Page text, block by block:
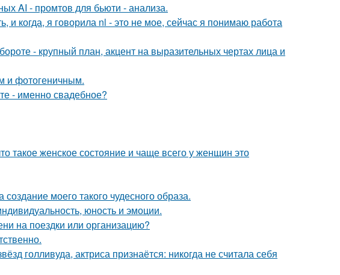
AI - промтов для бьюти - анализа.
и когда, я говорила nl - это не мое, сейчас я понимаю работа
- крупный план, акцент на выразительных чертах лица и
и фотогеничным.
- именно свадебное?
такое женское состояние и чаще всего у женщин это
моего такого чудесного образа.
юность и эмоции.
на поездки или организацию?
голливуда, актриса признаётся: никогда не считала себя